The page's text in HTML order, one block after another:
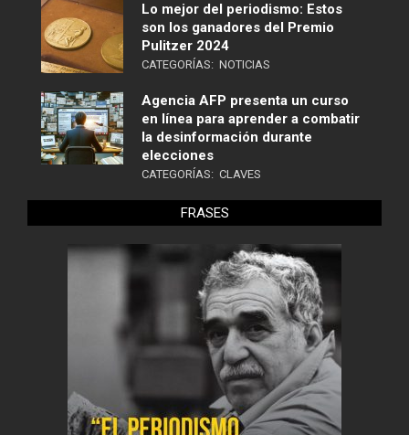
Lo mejor del periodismo: Estos
son los ganadores del Premio
Pulitzer 2024
CATEGORÍAS: NOTICIAS
Agencia AFP presenta un curso
en línea para aprender a combatir
la desinformación durante
elecciones
CATEGORÍAS: CLAVES
FRASES